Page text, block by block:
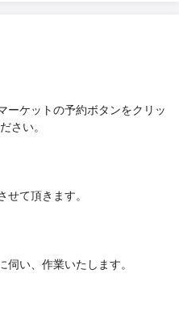
ーケットの予約ボタンをクリッ
さい。
て頂きます。
い、作業いたします。